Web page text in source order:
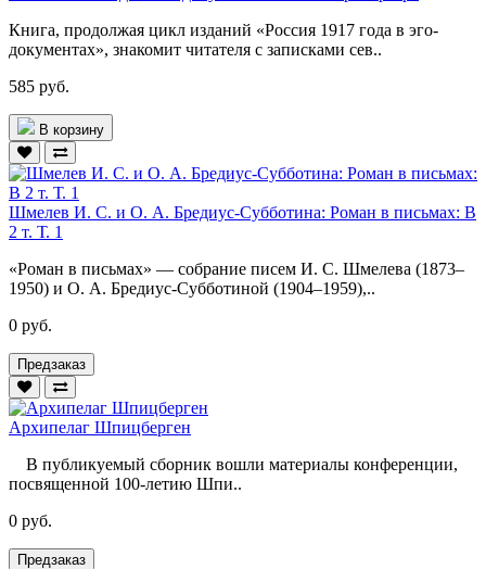
Книга, продолжая цикл изданий «Россия 1917 года в эго-
документах», знакомит читателя с записками сев..
585 руб.
В корзину
Шмелев И. С. и О. А. Бредиус-Субботина: Роман в письмах: В
2 т. Т. 1
«Роман в письмах» — собрание писем И. С. Шмелева (1873–
1950) и О. А. Бредиус-Субботиной (1904–1959),..
0 руб.
Предзаказ
Архипелаг Шпицберген
В публикуемый сборник вошли материалы конференции,
посвященной 100-летию Шпи..
0 руб.
Предзаказ